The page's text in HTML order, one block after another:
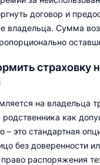
договор и
владельца. Сумма
страховку
на владельца
родственника как
– это стандартная
без доверенности
распоряжения